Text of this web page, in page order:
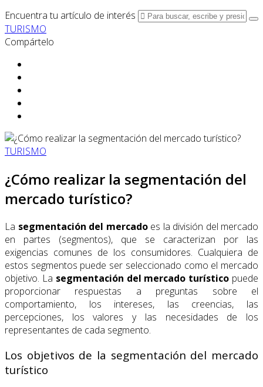
Encuentra tu artículo de interés
TURISMO
Compártelo
TURISMO
¿Cómo realizar la segmentación del
mercado turístico?
La segmentación del mercadoes la división del mercado
en partes (segmentos), que se caracterizan por las
exigencias comunes de los consumidores. Cualquiera de
estos segmentos puede ser seleccionado como el mercado
objetivo. La segmentación del mercado turístico puede
proporcionar respuestas a preguntas sobre el
comportamiento, los intereses, las creencias, las
percepciones, los valores y las necesidades de los
representantes de cada segmento.
Los objetivos de la segmentación del mercado
turístico